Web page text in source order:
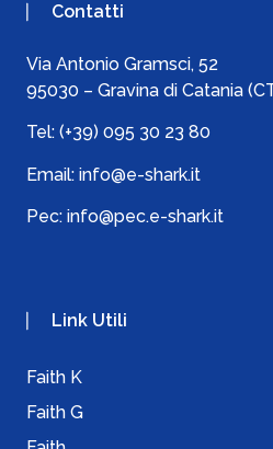
Contatti
Via Antonio Gramsci, 52
95030 – Gravina di Catania
Tel: (+39) 095 30 23 80
Email: info@e-shark.it
Pec: info@pec.e-shark.it
Link Utili
Faith K
Faith G